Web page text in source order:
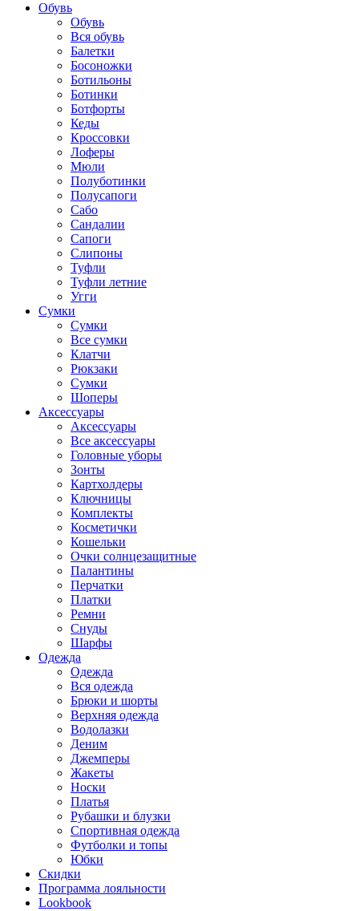
Обувь
Обувь
Вся обувь
Балетки
Босоножки
Ботильоны
Ботинки
Ботфорты
Кеды
Кроссовки
Лоферы
Мюли
Полуботинки
Полусапоги
Сабо
Сандалии
Сапоги
Слипоны
Туфли
Туфли летние
Угги
Сумки
Сумки
Все сумки
Клатчи
Рюкзаки
Сумки
Шоперы
Аксессуары
Аксессуары
Все аксессуары
Головные уборы
Зонты
Картхолдеры
Ключницы
Комплекты
Косметички
Кошельки
Очки солнцезащитные
Палантины
Перчатки
Платки
Ремни
Снуды
Шарфы
Одежда
Одежда
Вся одежда
Брюки и шорты
Верхняя одежда
Водолазки
Деним
Джемперы
Жакеты
Носки
Платья
Рубашки и блузки
Спортивная одежда
Футболки и топы
Юбки
Скидки
Программа лояльности
Lookbook